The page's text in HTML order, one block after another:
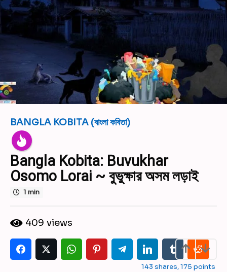
6
y
e
a
r
s
a
o
y
e
BANGLA KOBITA (বাংলা কবিতা)
Bangla Kobita: Buvukhar
Osomo Lorai ~ বুভুক্ষার অসম লড়াই
1 min
y
S
d
409 views
143 shares,175 points